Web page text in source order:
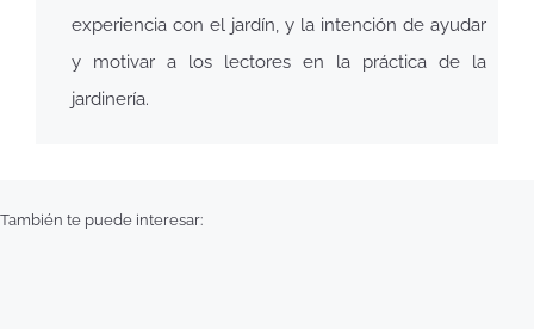
experiencia con el jardín, y la intención de ayudar
y motivar a los lectores en la práctica de la
jardinería.
También te puede interesar: